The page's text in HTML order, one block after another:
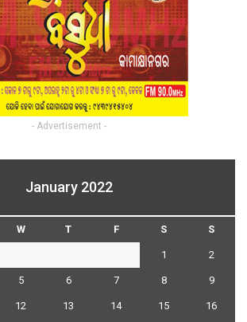
- Advertisement -
January 2022
W T F S S
1 2
5 6 7 8 9
12 13 14 15 16